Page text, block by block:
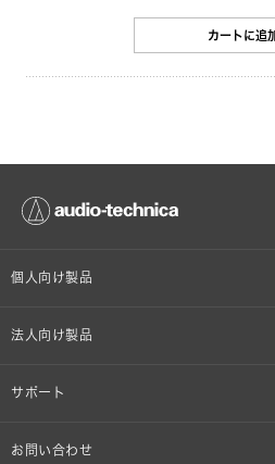
カートに追
個人向け製品
オンラインストア限定
法人向け製品
設備音響機器
サポート
個人向け製品サポート
お問い合わせ